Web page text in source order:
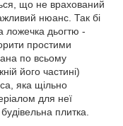
що не врахований
нюанс. Так бі
ложечка дьогтю -
простими
по всьому
його частині)
яка щільно
для неї
плитка.